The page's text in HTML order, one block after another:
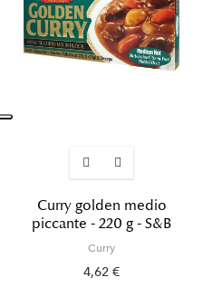
Curry golden medio
piccante - 220 g - S&B
Curry
4,62 €